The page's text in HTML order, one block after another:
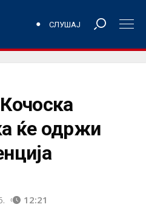
СЛУШАЈ
ќе одржи
12:21